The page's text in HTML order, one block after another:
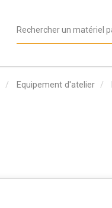
Equipement d'atelier